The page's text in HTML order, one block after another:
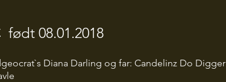
født 08.01.2018
Diana Darling og far: Candelinz Do Digger